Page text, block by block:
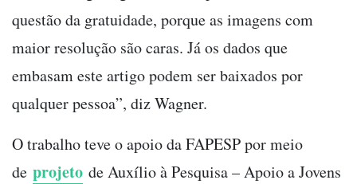
questão da gratuidade, porque as imagens com
maior resolução são caras. Já os dados que
embasam este artigo podem ser baixados por
qualquer pessoa”, diz Wagner.
O trabalho teve o apoio da FAPESP por meio
de projeto de Auxílio à Pesquisa – Apoio a Jovens